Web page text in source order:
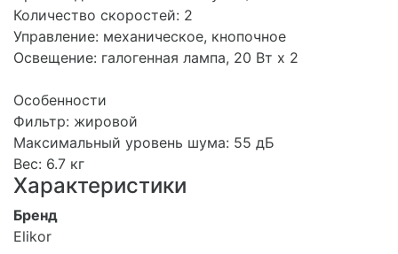
Количество скоростей: 2
Управление: механическое, кнопочное
Освещение: галогенная лампа, 20 Вт х 2
Особенности
Фильтр: жировой
Максимальный уровень шума: 55 дБ
Вес: 6.7 кг
Характеристики
Бренд
Elikor